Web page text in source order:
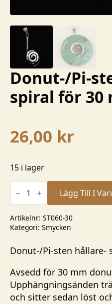
Donut-/Pi-
spiral för 30
26,00 kr
15 i lager
Donut-/Pi-
sten
spiral
för
30
mm
mängd
Lägg Till I
Artikelnr: ST060-30
Kategori: Smycken
Donut-/Pi-sten hållare-
Avsedd för 30 mm
Upphängningsänden
och sitter sedan löst